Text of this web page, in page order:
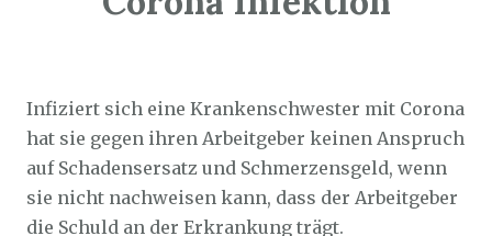
Infiziert sich eine Krankenschwester mit Corona
hat sie gegen ihren Arbeitgeber keinen Anspruch
auf Schadensersatz und Schmerzensgeld, wenn
sie nicht nachweisen kann, dass der Arbeitgeber
die Schuld an der Erkrankung trägt.